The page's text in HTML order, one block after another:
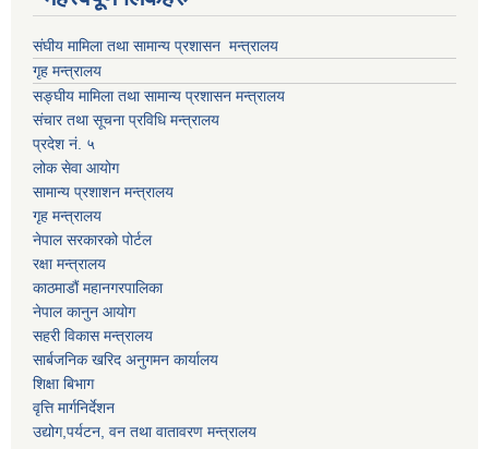
संघीय मामिला तथा सामान्य प्रशासन मन्त्रालय
गृह मन्त्रालय
सङ्घीय मामिला तथा सामान्य प्रशासन मन्त्रालय
संचार तथा सूचना प्रविधि मन्त्रालय
प्रदेश नं. ५
लोक सेवा आयोग
सामान्य प्रशाशन मन्त्रालय
गृह मन्त्रालय
नेपाल सरकारको पोर्टल
रक्षा मन्त्रालय
काठमाडौं महानगरपालिका
नेपाल कानुन आयोग
सहरी विकास मन्त्रालय
सार्बजनिक खरिद अनुगमन कार्यालय
शिक्षा बिभाग
वृत्ति मार्गनिर्देशन
उद्योग,पर्यटन, वन तथा वातावरण मन्त्रालय